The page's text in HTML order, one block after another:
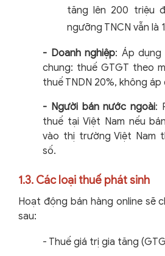
tăng lên 200 triệu
ngưỡng TNCN vẫn là
- Doanh nghiệp: Áp dụng
chung: thuế GTGT theo
thuế TNDN 20%, không
- Người bán nước ngoài:
thuế tại Việt Nam nếu
vào thị trường Việt Nam
số.
1.3. Các loại thuế phát sinh
Hoạt động bán hàng online sẽ
sau:
- Thuế giá trị gia tăng